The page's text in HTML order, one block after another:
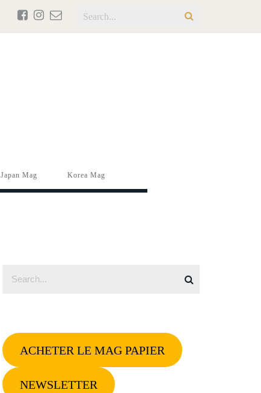
Japan Mag Korea Mag
ACHETER LE MAG PAPIER
NEWSLETTER